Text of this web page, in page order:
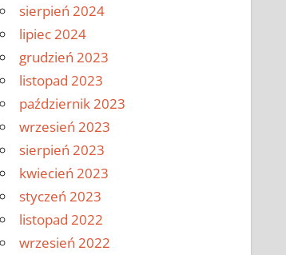
sierpień 2024
lipiec 2024
grudzień 2023
listopad 2023
październik 2023
wrzesień 2023
sierpień 2023
kwiecień 2023
styczeń 2023
listopad 2022
wrzesień 2022